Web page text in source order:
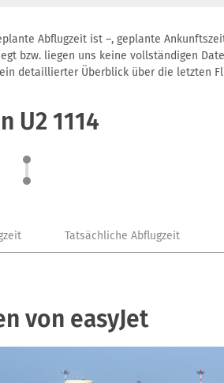
Abflugzeit ist –, geplante
bzw. liegen uns keine vollständigen
detaillierter Überblick über die letzten
U2 1114
Tatsächliche Abflugzeit
von easyJet